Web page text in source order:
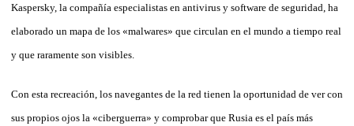
Kaspersky, la compañía especialistas en antivirus y software de seguridad, ha
elaborado un mapa de los «malwares» que circulan en el mundo a tiempo real
y que raramente son visibles.
Con esta recreación, los navegantes de la red tienen la oportunidad de ver con
sus propios ojos la «ciberguerra» y comprobar que Rusia es el país más